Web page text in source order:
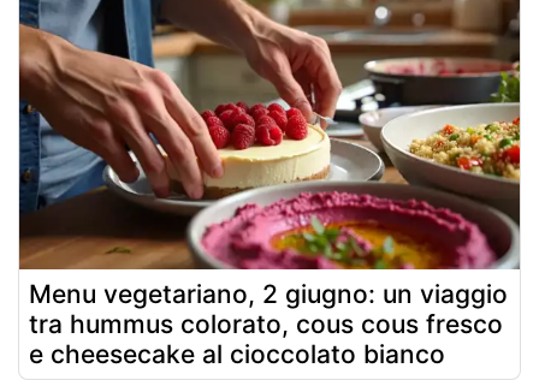
Menu vegetariano, 2 giugno: un viaggio
tra hummus colorato, cous cous fresco
e cheesecake al cioccolato bianco